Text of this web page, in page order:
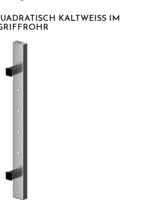
KALTWEISS IM G